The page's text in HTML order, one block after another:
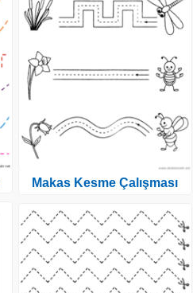
Makas Kesme Çalışması